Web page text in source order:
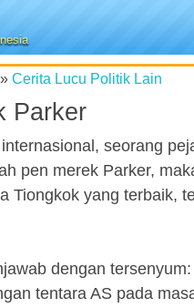
» Cerita Lucu Politik Lain
Parker
seorang
pen merek Parker,
Tiongkok yang terbaik,
dengan
tentara AS pada